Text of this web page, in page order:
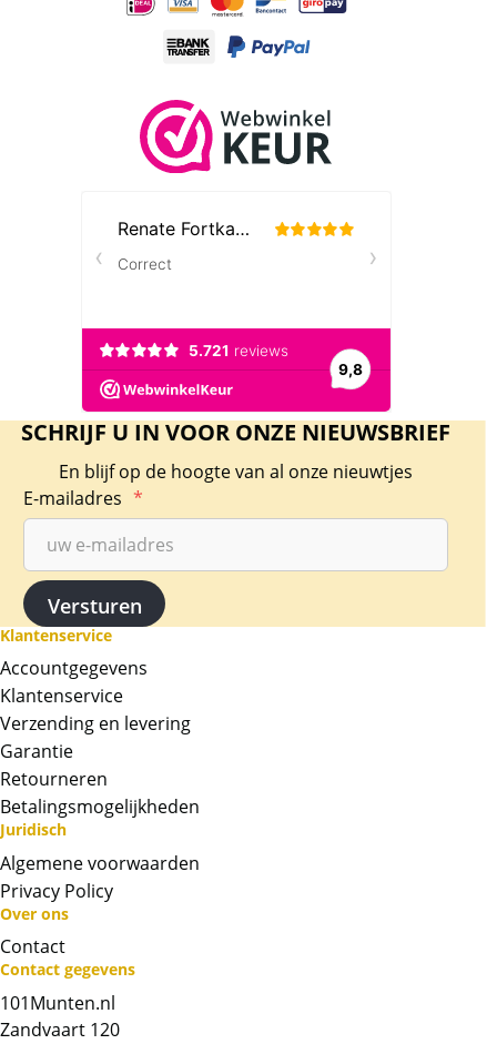
Neem contact op met op!
Chat met ons
SCHRIJF U IN VOOR ONZE NIEUWSBRIEF
En blijf op de hoogte van al onze nieuwtjes
E-mailadres *
Klantenservice
Accountgegevens
Klantenservice
Verzending en levering
Garantie
Retourneren
Betalingsmogelijkheden
Juridisch
Algemene voorwaarden
Privacy Policy
Over ons
Contact
Contact gegevens
101Munten.nl
Zandvaart 120